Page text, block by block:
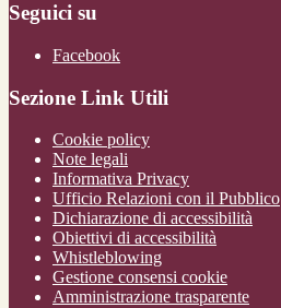
Seguici su
Facebook
Sezione Link Utili
Cookie policy
Note legali
Informativa Privacy
Ufficio Relazioni con il Pubblico
Dichiarazione di accessibilità
Obiettivi di accessibilità
Whistleblowing
Gestione consensi cookie
Amministrazione trasparente